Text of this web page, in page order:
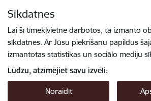
Sīkdatnes
Lai šī tīmekļvietne darbotos, tā izmanto
sīkdatnes. Ar Jūsu piekrišanu papildus
izmantotas statistikas un sociālo mediju
Lūdzu, atzīmējiet savu izvēli:
Noraidīt